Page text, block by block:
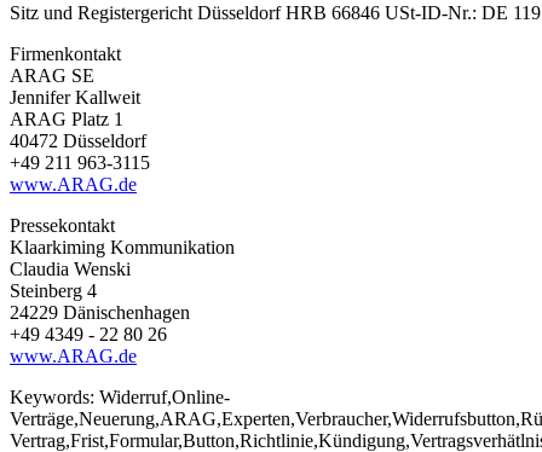
Sitz und Registergericht Düsseldorf HRB 66846 USt-ID-Nr.: DE
Firmenkontakt
ARAG SE
Jennifer Kallweit
ARAG Platz 1
40472 Düsseldorf
+49 211 963-3115
www.ARAG.de
Pressekontakt
Klaarkiming Kommunikation
Claudia Wenski
Steinberg 4
24229 Dänischenhagen
+49 4349 - 22 80 26
www.ARAG.de
Keywords: Widerruf,Online-